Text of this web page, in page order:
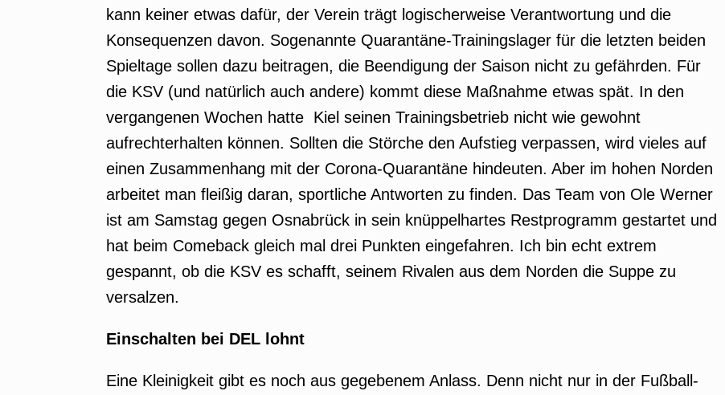
kann keiner etwas dafür, der Verein trägt logischerweise Verantwortung und die
Konsequenzen davon. Sogenannte Quarantäne-Trainingslager für die letzten beiden
Spieltage sollen dazu beitragen, die Beendigung der Saison nicht zu gefährden. Für
die KSV (und natürlich auch andere) kommt diese Maßnahme etwas spät. In den
vergangenen Wochen hatte Kiel seinen Trainingsbetrieb nicht wie gewohnt
aufrechterhalten können. Sollten die Störche den Aufstieg verpassen, wird vieles auf
einen Zusammenhang mit der Corona-Quarantäne hindeuten. Aber im hohen Norden
arbeitet man fleißig daran, sportliche Antworten zu finden. Das Team von Ole Werner
ist am Samstag gegen Osnabrück in sein knüppelhartes Restprogramm gestartet und
hat beim Comeback gleich mal drei Punkten eingefahren. Ich bin echt extrem
gespannt, ob die KSV es schafft, seinem Rivalen aus dem Norden die Suppe zu
versalzen.
Einschalten bei DEL lohnt
Eine Kleinigkeit gibt es noch aus gegebenem Anlass. Denn nicht nur in der Fußball-